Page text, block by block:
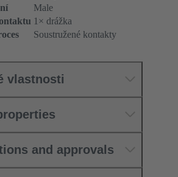
Male
1× drážka
Soustružené kontakty
vlastnosti
and approvals